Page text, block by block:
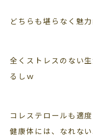
どちらも堪らなく魅
全くストレスのない
るしｗ
コレステロールも適
健康体には、なれない